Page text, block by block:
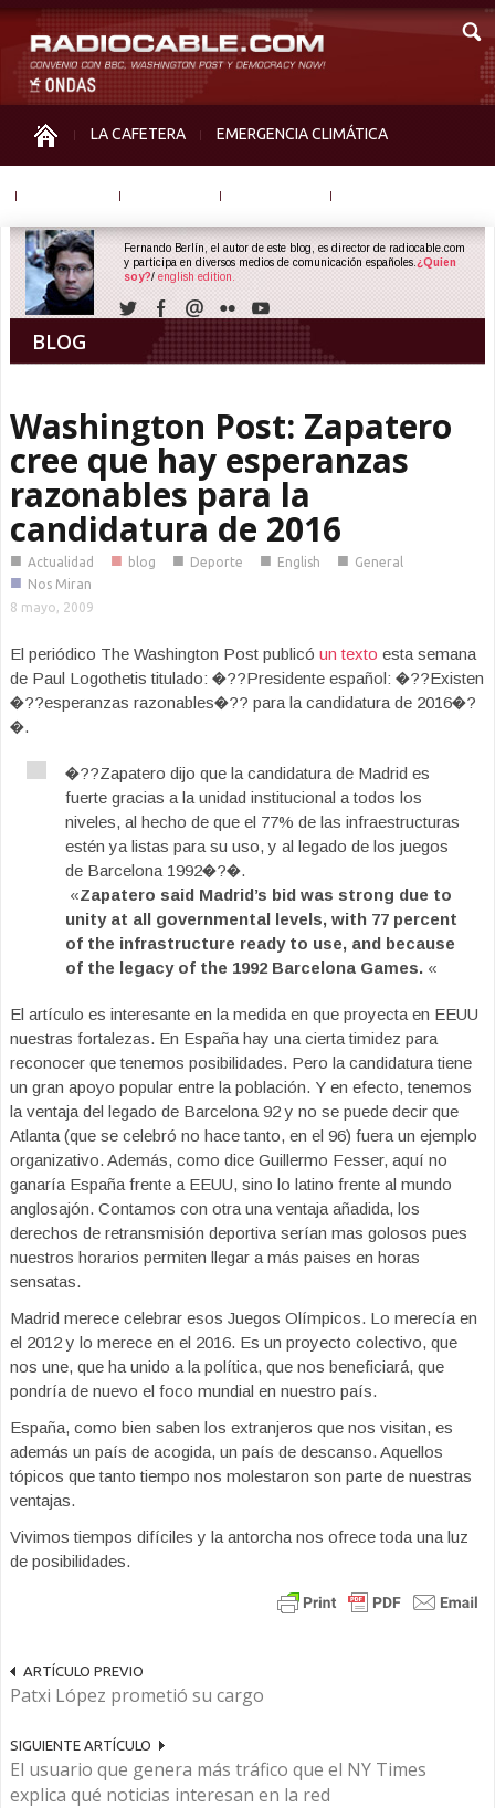
LA CAFETERA EMERGENCIA CLIMÁTICA
BLOG
Fernando Berlín, el autor de este blog, es director de radiocable.com
y participa en diversos medios de comunicación españoles. ¿Quien
soy?/ english edition.
Washington Post: Zapatero
cree que hay esperanzas
razonables para la
candidatura de 2016
■ Actualidad ■ blog ■ Deporte ■ English ■ General
■ Nos Miran
8 mayo, 2009
El periódico The Washington Post publicó un texto esta semana
de Paul Logothetis titulado: �??Presidente español: �??Existen
�??esperanzas razonables�?? para la candidatura de 2016�?
�.
�??Zapatero dijo que la candidatura de Madrid es
fuerte gracias a la unidad institucional a todos los
niveles, al hecho de que el 77% de las infraestructuras
estén ya listas para su uso, y al legado de los juegos
de Barcelona 1992�?�.
«Zapatero said Madrid’s bid was strong due to
unity at all governmental levels, with 77 percent
of the infrastructure ready to use, and because
of the legacy of the 1992 Barcelona Games. «
El artículo es interesante en la medida en que proyecta en EEUU
nuestras fortalezas. En España hay una cierta timidez para
reconocer que tenemos posibilidades. Pero la candidatura tiene
un gran apoyo popular entre la población. Y en efecto, tenemos
la ventaja del legado de Barcelona 92 y no se puede decir que
Atlanta (que se celebró no hace tanto, en el 96) fuera un ejemplo
organizativo. Además, como dice Guillermo Fesser, aquí no
ganaría España frente a EEUU, sino lo latino frente al mundo
anglosajón. Contamos con otra una ventaja añadida, los
derechos de retransmisión deportiva serían mas golosos pues
nuestros horarios permiten llegar a más paises en horas
sensatas.
Madrid merece celebrar esos Juegos Olímpicos. Lo merecía en
el 2012 y lo merece en el 2016. Es un proyecto colectivo, que
nos une, que ha unido a la política, que nos beneficiará, que
pondría de nuevo el foco mundial en nuestro país.
España, como bien saben los extranjeros que nos visitan, es
además un país de acogida, un país de descanso. Aquellos
tópicos que tanto tiempo nos molestaron son parte de nuestras
ventajas.
Vivimos tiempos difíciles y la antorcha nos ofrece toda una luz
de posibilidades.
ARTÍCULO PREVIO
Patxi López prometió su cargo
SIGUIENTE ARTÍCULO
El usuario que genera más tráfico que el NY Times
explica qué noticias interesan en la red